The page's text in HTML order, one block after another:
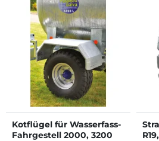
Kotflügel für Wasserfass-
Fahrgestell 2000, 3200